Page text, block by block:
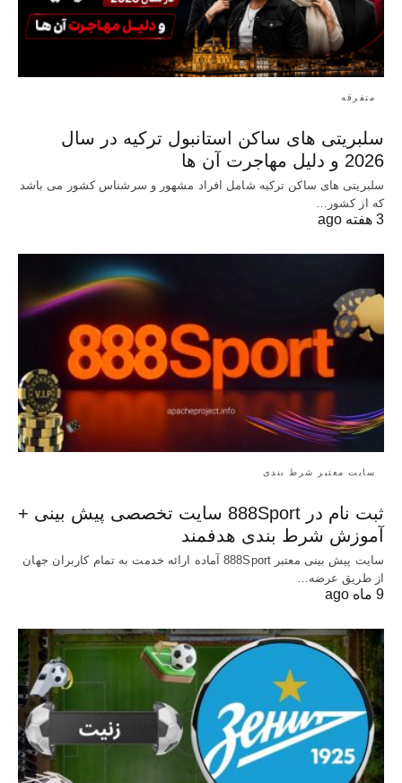
متفرقه
سلبریتی های ساکن استانبول ترکیه در سال
2026 و دلیل مهاجرت آن ها
سلبریتی های ساکن ترکیه شامل افراد مشهور و سرشناس کشور می باشد
که از کشور…
3 هفته ago
سایت معتبر شرط بندی
ثبت نام در 888Sport سایت تخصصی پیش بینی +
آموزش شرط بندی هدفمند
سایت پیش بینی معتبر 888Sport آماده ارائه خدمت به تمام کاربران جهان
از طریق عرضه…
9 ماه ago